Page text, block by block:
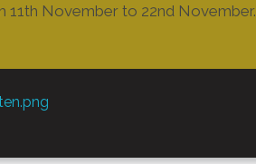
11th November to 22nd November.